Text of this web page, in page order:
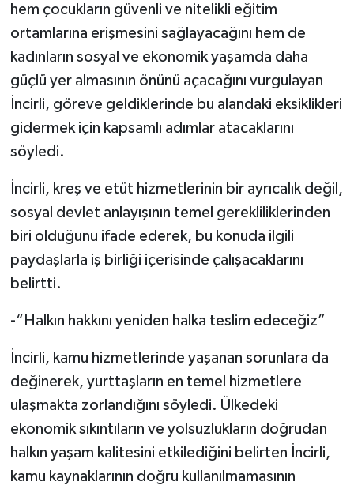
hem çocukların güvenli ve nitelikli eğitim
ortamlarına erişmesini sağlayacağını hem de
kadınların sosyal ve ekonomik yaşamda daha
güçlü yer almasının önünü açacağını vurgulayan
İncirli, göreve geldiklerinde bu alandaki eksiklikleri
gidermek için kapsamlı adımlar atacaklarını
söyledi.
İncirli, kreş ve etüt hizmetlerinin bir ayrıcalık değil,
sosyal devlet anlayışının temel gerekliliklerinden
biri olduğunu ifade ederek, bu konuda ilgili
paydaşlarla iş birliği içerisinde çalışacaklarını
belirtti.
-“Halkın hakkını yeniden halka teslim edeceğiz”
İncirli, kamu hizmetlerinde yaşanan sorunlara da
değinerek, yurttaşların en temel hizmetlere
ulaşmakta zorlandığını söyledi. Ülkedeki
ekonomik sıkıntıların ve yolsuzlukların doğrudan
halkın yaşam kalitesini etkilediğini belirten İncirli,
kamu kaynaklarının doğru kullanılmamasının